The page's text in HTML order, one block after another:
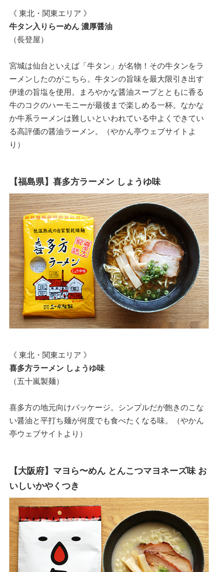
《 東北・関東エリア 》
牛タン入りらーめん 濃厚醤油
（長登屋）
宮城は仙台といえば「牛タン」が名物！その牛タンをラ
ーメンしたのがこちら。牛タンの旨味を最大限引き出す
伊達の旨塩を使用。まろやかな醤油スープとともに香る
牛のコクのハーモニーが最後まで楽しめる一杯。なかな
か牛系ラーメンは難しいといわれている中よくできてい
る高評価の醤油ラーメン。（やかん亭ウェブサイトよ
り）
【福島県】喜多方ラーメン しょうゆ味
《 東北・関東エリア 》
喜多方ラーメン しょうゆ味
（五十嵐製麺）
喜多方の地元向けパッケージ。シンプルだが飽きのこな
い醤油と平打ち麺が何度でも食べたくなる味。（やかん
亭ウェブサイトより）
【大阪府】マヨら〜めん とんこつマヨネーズ味 お
いしいかやくつき